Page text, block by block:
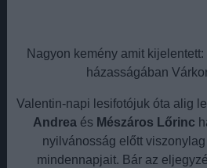
Nagyon kemény amit
házasságában
Valentin-napi lesifotójuk óta alig
Andreaés Mészáros Lőrinc
nyilvánosság előtt
mindennapjait. Bár az